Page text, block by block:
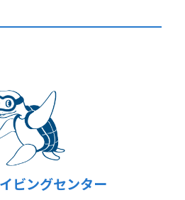
ビングセンター